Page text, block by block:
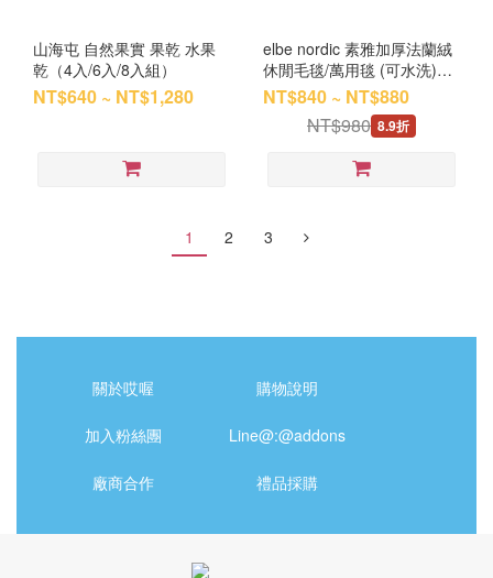
山海屯 自然果實 果乾 水果
乾（4入/6入/8入組）
NT$640 ~ NT$1,280
elbe nordic 素雅加厚法蘭絨
休閒毛毯/萬用毯 (可水洗)
（150X200 / 180x200）
NT$840 ~ NT$880
NT$980 8.9折
1 2 3
關於哎喔 購物說明
加入粉絲團 Line@:@addons
廠商合作 禮品採購